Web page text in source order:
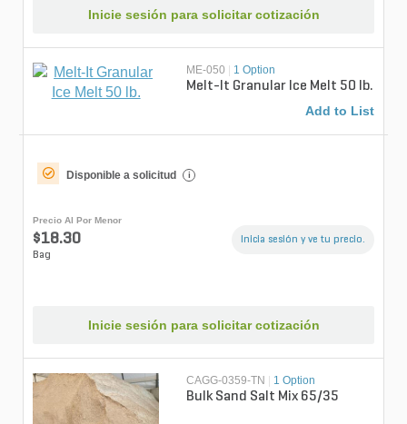
Inicie sesión para solicitar cotización
ME-050 1 Option
Melt-It Granular Ice Melt 50 lb.
Add to List
Disponible a solicitud i
Precio Al Por Menor
$18.30
Bag
Inicia sesión y ve tu precio.
Inicie sesión para solicitar cotización
CAGG-0359-TN 1 Option
Bulk Sand Salt Mix 65/35